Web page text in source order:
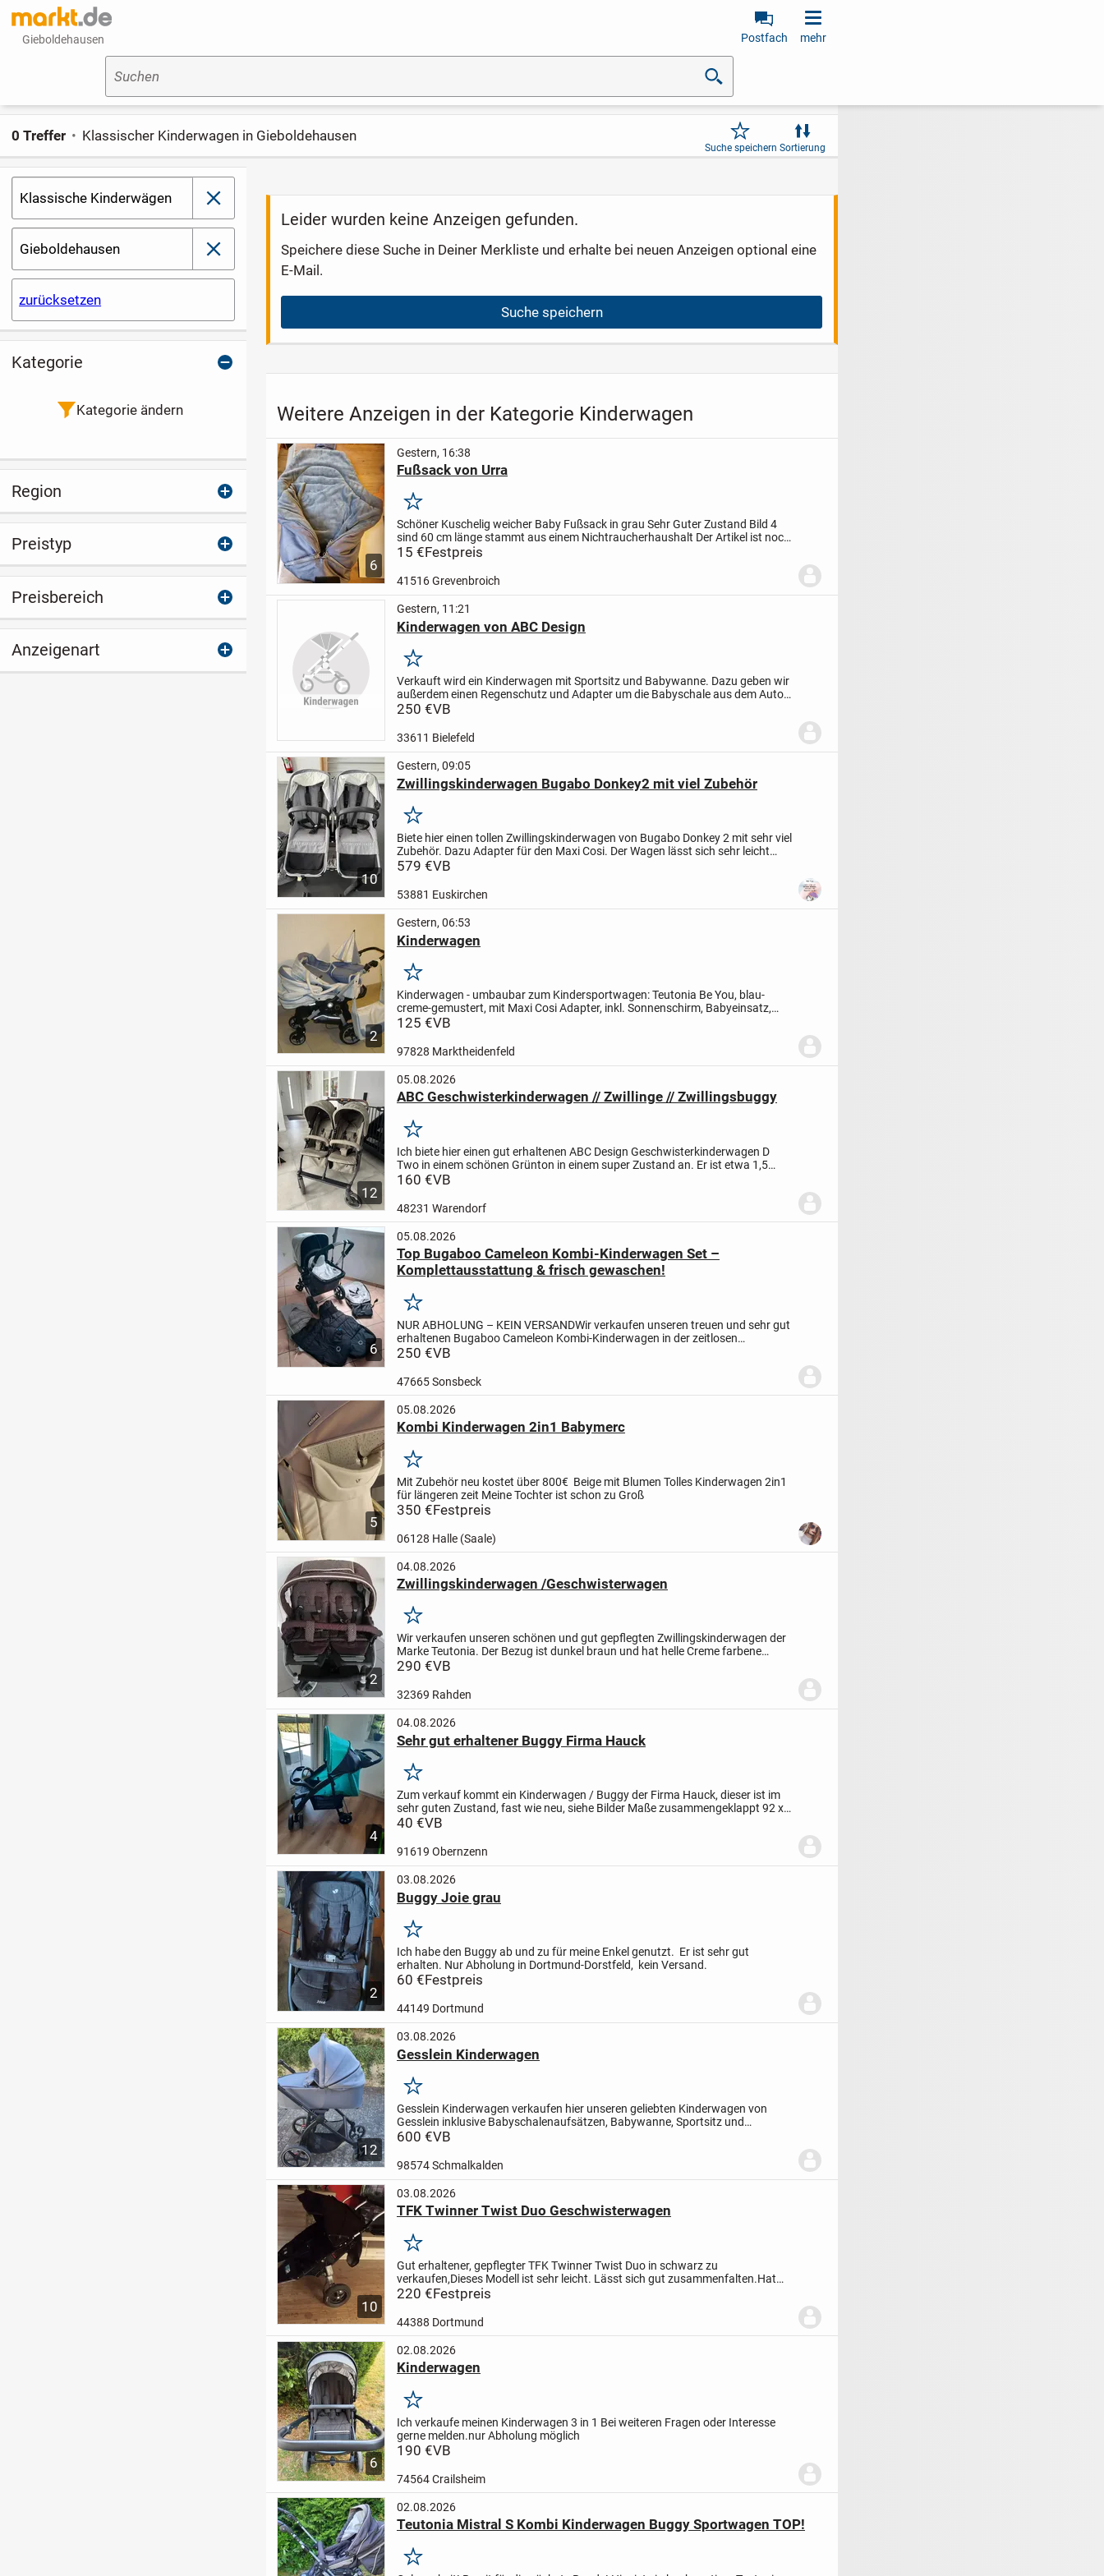
Gieboldehausen Postfach mehr
Suchen
Klassische Kinderwägen schließen
Gieboldehausen schließen
zurücksetzen
0 Treffer Klassischer Kinderwagen in Gieboldehausen
Suche speichern Sortierung
Leider wurden keine Anzeigen gefunden.
Speichere diese Suche in Deiner Merkliste und erhalte bei neuen Anzeigen optional eine
E-Mail.
Suche speichern
Weitere Anzeigen in der Kategorie Kinderwagen
6
Gestern, 16:38
Fußsack von Urra
Merken
Schöner Kuschelig weicher Baby Fußsack in grau Sehr Guter Zustand Bild 4
sind 60 cm längestammt aus einem Nichtraucherhaushalt Der Artikel ist noch
da solange er eingestellt ist
15 €Festpreis
41516 Grevenbroich
Gestern, 11:21
Kinderwagen von ABC Design
Merken
Verkauft wird ein Kinderwagen mit Sportsitz und Babywanne. Dazu geben wir
außerdem einen Regenschutz und Adapter um die Babyschale aus dem Auto
direkt zu befestigenden.
250 €VB
33611 Bielefeld
10
Gestern, 09:05
Zwillingskinderwagen Bugabo Donkey2 mit viel Zubehör
Merken
Biete hier einen tollen Zwillingskinderwagen von Bugabo Donkey 2 mit sehr viel
Zubehör. Dazu Adapter für den Maxi Cosi. Der Wagen lässt sich sehr leicht
fahren, einfach zusammen klappbar. Die Farbe...
579 €VB
53881 Euskirchen
2
Gestern, 06:53
Kinderwagen
Merken
Kinderwagen - umbaubar zum Kindersportwagen: Teutonia Be You, blau-
creme-gemustert, mit Maxi Cosi Adapter, inkl. Sonnenschirm, Babyeinsatz,
Regenschutz, Tragetasche, sehr gut erhalten, unverbindliche...
125 €VB
97828 Marktheidenfeld
12
05.08.2026
ABC Geschwisterkinderwagen // Zwillinge // Zwillingsbuggy
Merken
Ich biete hier einen gut erhaltenen ABC Design Geschwisterkinderwagen D
Two in einem schönen Grünton in einem super Zustand an. Er ist etwa 1,5
Jahre alt und hat uns treue Dienste geleistet. Dieser...
160 €VB
48231 Warendorf
6
05.08.2026
Top Bugaboo Cameleon Kombi-Kinderwagen Set –
Komplettausstattung & frisch gewaschen!
Merken
NUR ABHOLUNG – KEIN VERSANDWir verkaufen unseren treuen und sehr gut
erhaltenen Bugaboo Cameleon Kombi-Kinderwagen in der zeitlosen
Farbkombination Schwarz/Grau.
250 €VB
47665 Sonsbeck
5
05.08.2026
Kombi Kinderwagen 2in1 Babymerc
Merken
Mit Zubehör neu kostet über 800€ Beige mit Blumen Tolles Kinderwagen 2in1
für längeren zeit Meine Tochter ist schon zu Groß
350 €Festpreis
06128 Halle (Saale)
2
04.08.2026
Zwillingskinderwagen /Geschwisterwagen
Merken
Wir verkaufen unseren schönen und gut gepflegten Zwillingskinderwagen der
Marke Teutonia. Der Bezug ist dunkel braun und hat helle Creme farbene
punkte.Wir haben ihn sowohl im Haus als auch draußen...
290 €VB
32369 Rahden
4
04.08.2026
Sehr gut erhaltener Buggy Firma Hauck
Merken
Zum verkauf kommt ein Kinderwagen / Buggy der Firma Hauck, dieser ist im
sehr guten Zustand, fast wie neu, siehe Bilder Maße zusammengeklappt 92 x
54 x 38 cm
40 €VB
91619 Obernzenn
2
03.08.2026
Buggy Joie grau
Merken
Ich habe den Buggy ab und zu für meine Enkel genutzt. Er ist sehr gut
erhalten. Nur Abholung in Dortmund-Dorstfeld, kein Versand.
60 €Festpreis
44149 Dortmund
12
03.08.2026
Gesslein Kinderwagen
Merken
Gesslein Kinderwagen verkaufen hier unseren geliebten Kinderwagen von
Gesslein inklusive Babyschalenaufsätzen, Babywanne, Sportsitz und
Buggyaufsatz der bis mindestens 3 Jahre (Kindesalter) genutzt...
600 €VB
98574 Schmalkalden
10
03.08.2026
TFK Twinner Twist Duo Geschwisterwagen
Merken
Gut erhaltener, gepflegter TFK Twinner Twist Duo in schwarz zu
verkaufen,Dieses Modell ist sehr leicht. Lässt sich gut zusammenfalten.Hat
diverse Funktionen (Sitz- und Schlafposition, Sonnenblenden,...
220 €Festpreis
44388 Dortmund
6
02.08.2026
Kinderwagen
Merken
Ich verkaufe meinen Kinderwagen 3 in 1 Bei weiteren Fragen oder Interesse
gerne melden.nur Abholung möglich
190 €VB
74564 Crailsheim
02.08.2026
Teutonia Mistral S Kombi Kinderwagen Buggy Sportwagen TOP!
Merken
Kategorie
Kategorie ändern
Region
Preistyp
Preisbereich
Anzeigenart